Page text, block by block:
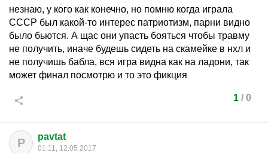
незнаю, у кого как конечно, но помню когда играла
СССР был какой-то интерес патриотизм, парни видно
было бьются. А щас они упасть бояться чтобы травму
не получить, иначе будешь сидеть на скамейке в нхл и
не получишь бабла, вся игра видна как на ладони, так
может финал посмотрю и то это фикция
1/ 0
P pavtat
01:11, 12.05.2017